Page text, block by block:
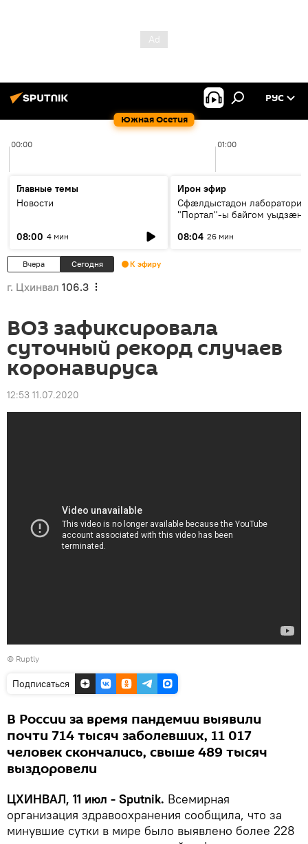
Южная Осетия
РУС
00:00 01:00
Главные темы
Новости
08:00 4 мин
Ирон эфир
Сфæлдыстадон лаборатори
"Портал"-ы байгом уыдзæн
Æхсары куыстыты равдыст
08:04 26 мин
Вчера Сегодня К эфиру
г. Цхинвал 106.3
ВОЗ зафиксировала
суточный рекорд случаев
коронавируса
12:53 11.07.2020
© Ruptly
Подписаться
В России за время пандемии выявили
почти 714 тысяч заболевших, 11 017
человек скончались, свыше 489 тысяч
выздоровели
ЦХИНВАЛ, 11 июл - Sputnik. Всемирная
организация здравоохранения сообщила, что за
минувшие сутки в мире было выявлено более 228